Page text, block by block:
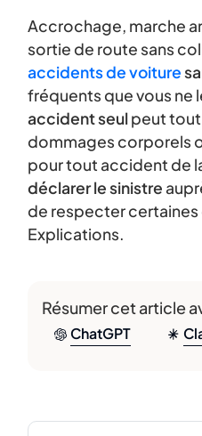
Accrochage, marche
sortie de route sans
accidents de voiture
fréquents que vous ne
accident seulpeut tout
dommages corporels
pour tout accident de
déclarer le sinistre
de respecter certaines
Explications.
Résumer cet article
ChatGPT